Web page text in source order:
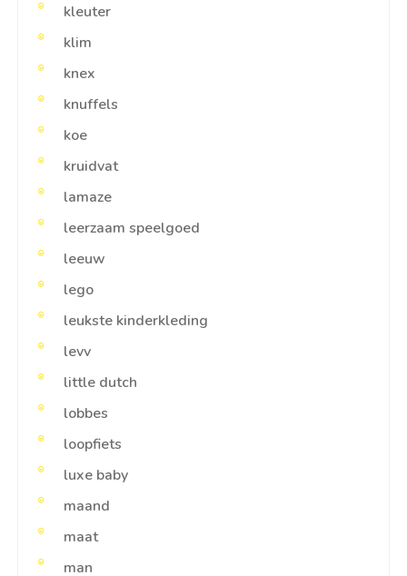
kleuter
klim
knex
knuffels
koe
kruidvat
lamaze
leerzaam speelgoed
leeuw
lego
leukste kinderkleding
levv
little dutch
lobbes
loopfiets
luxe baby
maand
maat
man